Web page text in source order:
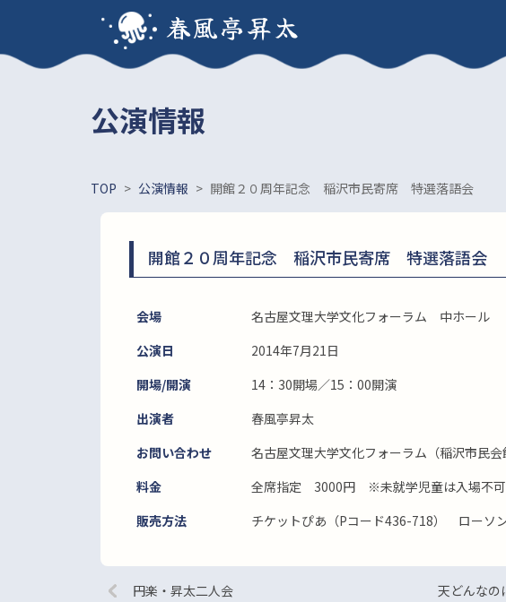
春風亭昇太
公演情報
TOP > 公演情報 > 開館２０周年記念 稲沢市民寄席 特選落語会
開館２０周年記念 稲沢市民寄席 特選落語会
会場
名古屋文理大学文化フォーラム 中ホール
公演日
2014年7月21日
開場/開演
14：30開場／15：00開演
出演者
春風亭昇太
お問い合わせ
名古屋文理大学文化フォーラム（稲沢市民
料金
全席指定 3000円 ※未就学児童は入場不可
販売方法
チケットぴあ（Pコード436-718） ローソ
円楽・昇太二人会 天どんなの